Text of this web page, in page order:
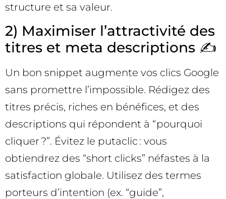
structure et sa valeur.
2) Maximiser l’attractivité des
titres et meta descriptions ✍️
Un bon snippet augmente vos clics Google
sans promettre l’impossible. Rédigez des
titres précis, riches en bénéfices, et des
descriptions qui répondent à “pourquoi
cliquer ?”. Évitez le putaclic : vous
obtiendrez des “short clicks” néfastes à la
satisfaction globale. Utilisez des termes
porteurs d’intention (ex. “guide”,